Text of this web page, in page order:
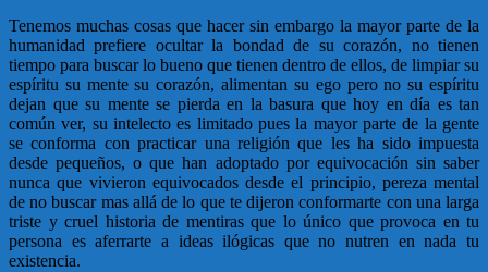
Tenemos muchas cosas que hacer sin embargo la mayor parte de la
humanidad prefiere ocultar la bondad de su corazón, no tienen
tiempo para buscar lo bueno que tienen dentro de ellos, de limpiar su
espíritu su mente su corazón, alimentan su ego pero no su espíritu
dejan que su mente se pierda en la basura que hoy en día es tan
común ver, su intelecto es limitado pues la mayor parte de la gente
se conforma con practicar una religión que les ha sido impuesta
desde pequeños, o que han adoptado por equivocación sin saber
nunca que vivieron equivocados desde el principio, pereza mental
de no buscar mas allá de lo que te dijeron conformarte con una larga
triste y cruel historia de mentiras que lo único que provoca en tu
persona es aferrarte a ideas ilógicas que no nutren en nada tu
existencia.